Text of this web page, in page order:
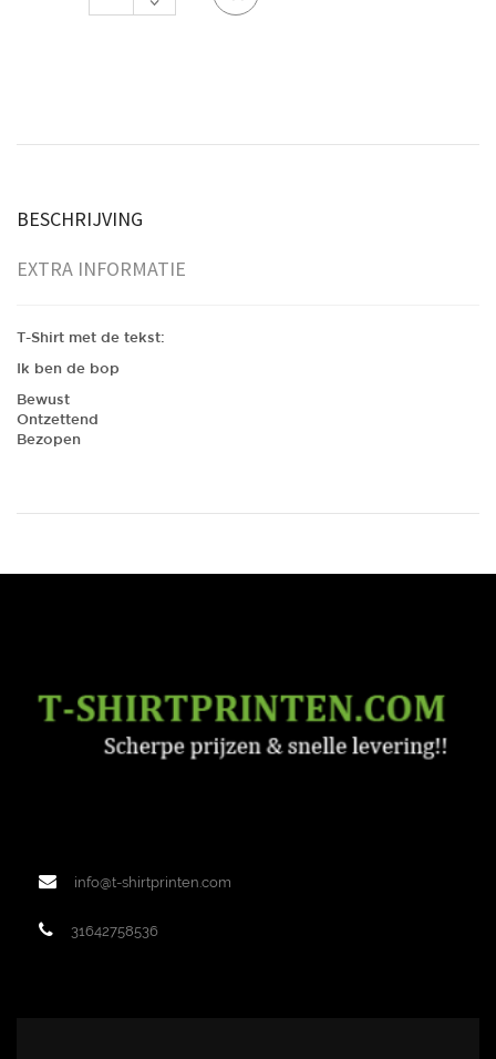
de
BESCHRIJVING
EXTRA INFORMATIE
T-Shirt met de tekst:
Ik ben de bop
Bewust
Ontzettend
Bezopen
info@t-shirtprinten.com
31642758536